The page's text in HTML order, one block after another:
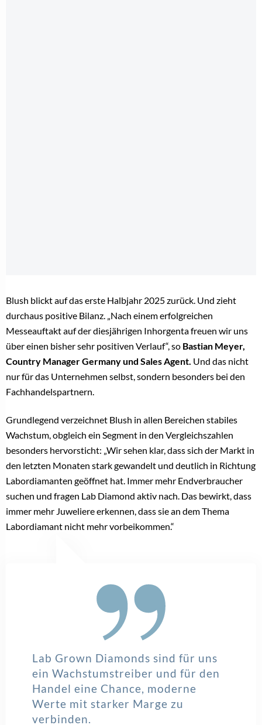
Jetzt kostenlos registrieren und sofort den Artikel
kostenfrei lesen!
Als Brancheninsider lesen Sie weiter!
Anrede
Datenschutzerklärung akzeptieren.
Bereits registriert? Hier gehrt es zum Login –>